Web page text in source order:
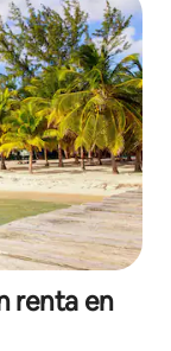
renta en